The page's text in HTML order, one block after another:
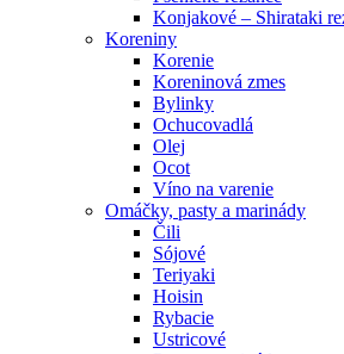
Konjakové – Shirataki
Koreniny
Korenie
Koreninová zmes
Bylinky
Ochucovadlá
Olej
Ocot
Víno na varenie
Omáčky, pasty a marinády
Čili
Sójové
Teriyaki
Hoisin
Rybacie
Ustricové